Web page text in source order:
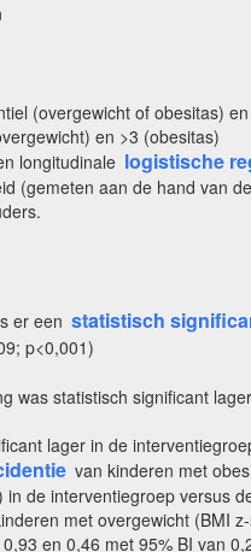
(overgewicht of obesitas)
en >3 (obesitas)
longitudinale logistische
(gemeten aan de hand van
er een statistisch
p<0,001)
was statistisch significant
lager in de
van kinderen met
de interventiegroep versus
met overgewicht
en 0,46 met 95% BI van